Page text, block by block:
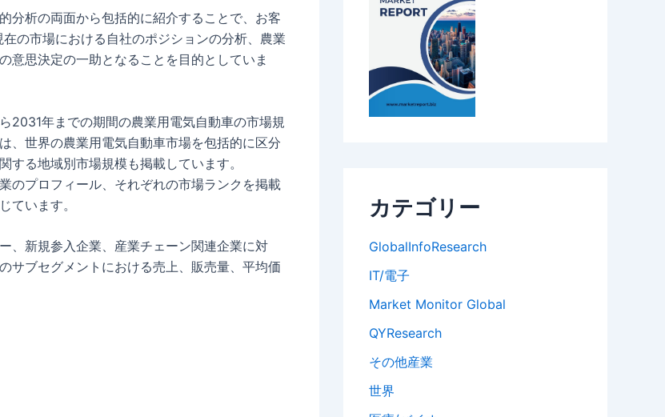
分析の両面から包括的に紹介することで、お客
の市場における自社のポジションの分析、農業
意思決定の一助となることを目的としていま
年までの期間の農業用電気自動車の市場規
、世界の農業用電気自動車市場を包括的に区分
する地域別市場規模も掲載しています。
のプロフィール、それぞれの市場ランクを掲載
ています。
、新規参入企業、産業チェーン関連企業に対
サブセグメントにおける売上、販売量、平均価
カテゴリー
GlobalInfoResearch
IT/電子
Market Monitor Global
QYResearch
その他産業
世界